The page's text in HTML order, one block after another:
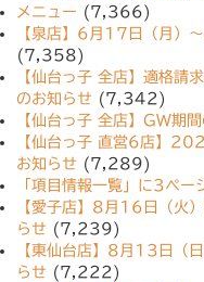
メニュー (7,366)
【泉店】6月17日（月）
(7,358)
【仙台っ子 全店】適格請
のお知らせ (7,342)
【仙台っ子 全店】GW期
【仙台っ子 直営6店】
お知らせ (7,289)
「項目情報一覧」に3ペー
【愛子店】8月16日（火
らせ (7,239)
【東仙台店】8月13日（
らせ (7,222)